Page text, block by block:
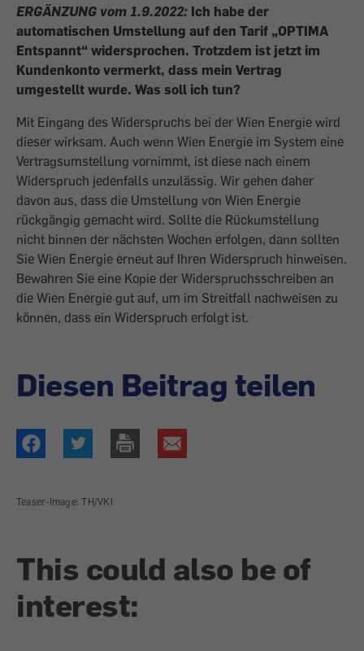
ERGÄNZUNG vom 1.9.2022: Ich habe der
automatischen Umstellung auf den Tarif „OPTIMA
Entspannt“ widersprochen. Trotzdem ist jetzt im
Kundenkonto vermerkt, dass mein Vertrag
umgestellt wurde. Was soll ich tun?
Mit Eingang des Widerspruchs bei der Wien Energie wird
dieser wirksam. Auch wenn Wien Energie im System eine
Vertragsumstellung vornimmt, ist diese nach einem
Widerspruch jedenfalls unzulässig. Wir gehen daher
davon aus, dass die Umstellung von Wien Energie
rückgängig gemacht wird. Sollte die Rückumstellung
nicht binnen der nächsten Wochen erfolgen, dann sollten
Sie Wien Energie erneut auf Ihren Widerspruch hinweisen.
Bewahren Sie eine Kopie der Widerspruchsschreiben an
die Wien Energie gut auf, um im Streitfall nachweisen zu
können, dass ein Widerspruch erfolgt ist.
Diesen Beitrag teilen
Teaser-Image: TH/VKI
This could also be of
interest: